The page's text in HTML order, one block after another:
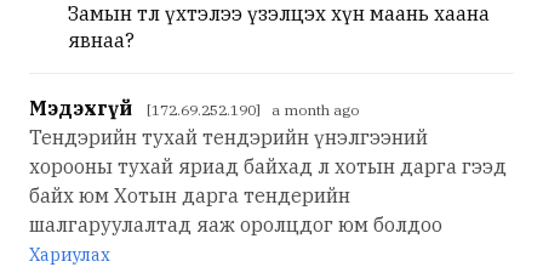
Замын төлөө үхтэлээ үзэлцэх хүн маань хаана
явнаа?
Мэдэхгүй [172.69.252.190] a month ago
Тендэрийн тухай тендэрийн үнэлгээний
хорооны тухай яриад байхад л хотын дарга гээд
байх юм Хотын дарга тендерийн
шалгаруулалтад яаж оролцдог юм болдоо
Хариулах